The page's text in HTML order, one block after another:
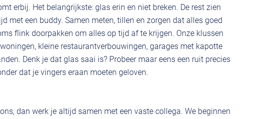
erbij. Het belangrijkste: glas erin en niet breken. De rest zien
met een buddy. Samen meten, tillen en zorgen dat alles goed
flink doorpakken om alles op tijd af te krijgen. Onze klussen
kleine restaurantverbouwingen, garages met kapotte
Denk je dat glas saai is? Probeer maar eens een ruit precies
dat je vingers eraan moeten geloven.
dan werk je altijd samen met een vaste collega. We beginnen